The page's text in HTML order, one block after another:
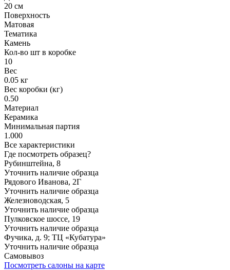
20 см
Поверхность
Матовая
Тематика
Камень
Кол-во шт в коробке
10
Вес
0.05 кг
Вес коробки (кг)
0.50
Материал
Керамика
Минимальная партия
1.000
Все характеристики
Где посмотреть образец?
Рубинштейна, 8
Уточнить наличие образца
Рядового Иванова, 2Г
Уточнить наличие образца
Железноводская, 5
Уточнить наличие образца
Пулковское шоссе, 19
Уточнить наличие образца
Фучика, д. 9; ТЦ «Кубатура»
Уточнить наличие образца
Самовывоз
Посмотреть салоны на карте